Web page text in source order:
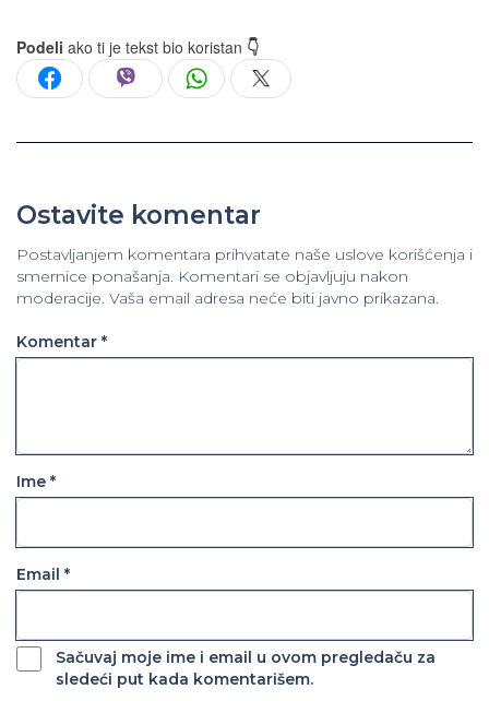
Podeli ako ti je tekst bio koristan 👇
Ostavite komentar
Postavljanjem komentara prihvatate naše uslove korišćenja i
smernice ponašanja. Komentari se objavljuju nakon
moderacije. Vaša email adresa neće biti javno prikazana.
Komentar *
Ime *
Email *
Sačuvaj moje ime i email u ovom pregledaču za
sledeći put kada komentarišem.